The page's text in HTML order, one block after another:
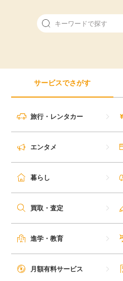
サービスでさがす
旅行・レンタカー
エンタメ
暮らし
買取・査定
進学・教育
月額有料サービス